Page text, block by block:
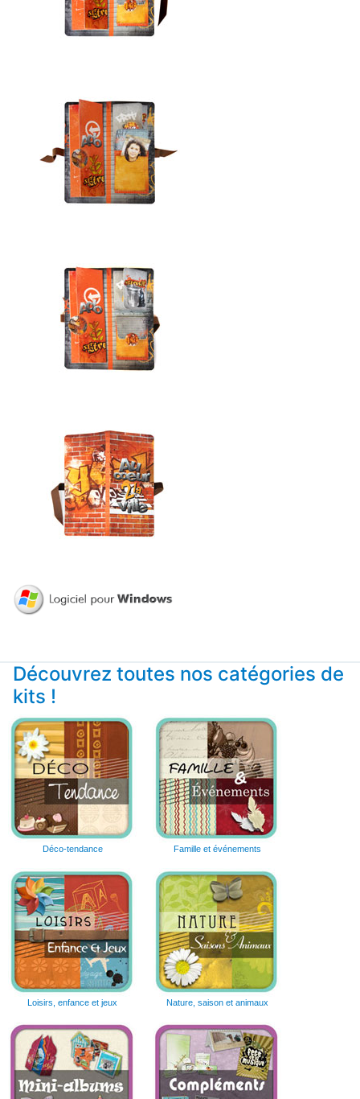
Découvrez toutes nos catégories de
kits !
Déco-tendance Famille et événements
Loisirs, enfance et jeux Nature, saison et animaux